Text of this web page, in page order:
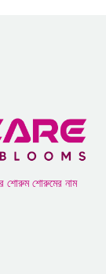
শোরুম শোরুমের নাম